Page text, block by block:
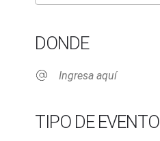
DONDE
Ingresa aquí
TIPO DE EVENTO